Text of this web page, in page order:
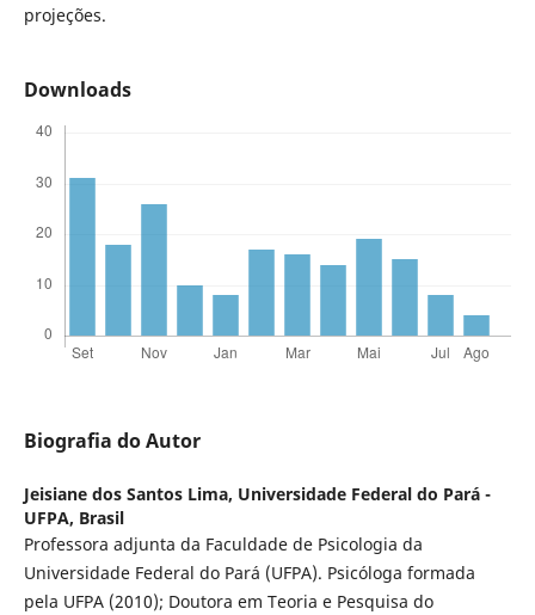
projeções.
Downloads
Biografia do Autor
Jeisiane dos Santos Lima, Universidade Federal do Pará -
UFPA, Brasil
Professora adjunta da Faculdade de Psicologia da
Universidade Federal do Pará (UFPA). Psicóloga formada
pela UFPA (2010); Doutora em Teoria e Pesquisa do